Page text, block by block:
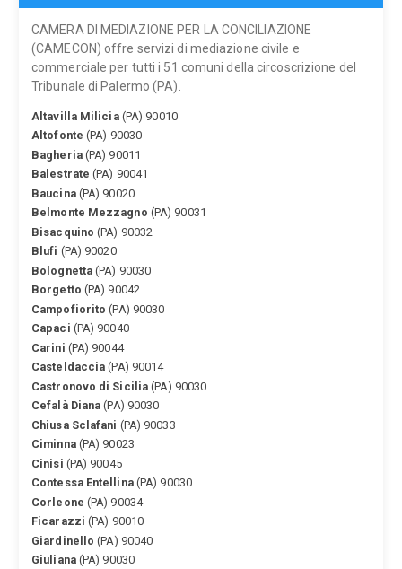
CAMERA DI MEDIAZIONE PER LA CONCILIAZIONE
(CAMECON) offre servizi di mediazione civile e
commerciale per tutti i 51 comuni della circoscrizione del
Tribunale di Palermo (PA).
Altavilla Milicia(PA) 90010
Altofonte (PA) 90030
Bagheria(PA) 90011
Balestrate (PA) 90041
Baucina(PA) 90020
Belmonte Mezzagno (PA) 90031
Bisacquino (PA) 90032
Blufi (PA) 90020
Bolognetta (PA) 90030
Borgetto (PA) 90042
Campofiorito (PA) 90030
Capaci (PA) 90040
Carini (PA) 90044
Casteldaccia (PA) 90014
Castronovo di Sicilia (PA) 90030
Cefalà Diana (PA) 90030
Chiusa Sclafani (PA) 90033
Ciminna(PA) 90023
Cinisi (PA) 90045
Contessa Entellina(PA) 90030
Corleone (PA) 90034
Ficarazzi (PA) 90010
Giardinello (PA) 90040
Giuliana(PA) 90030